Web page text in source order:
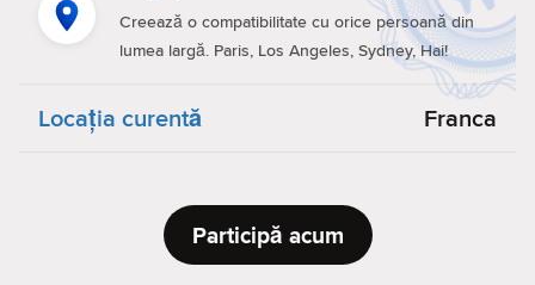
Creează o compatibilitate cu orice persoană din
lumea largă. Paris, Los Angeles, Sydney, Hai!
Locaţia curentă Franca
Participă acum